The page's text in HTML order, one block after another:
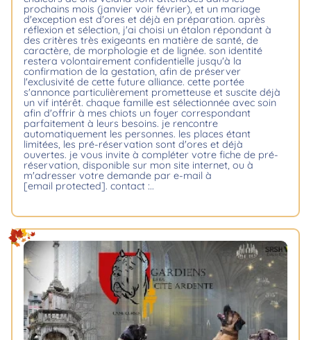
prochains mois (janvier voir février), et un mariage
d'exception est d'ores et déjà en préparation. après
réflexion et sélection, j'ai choisi un étalon répondant à
des critères très exigeants en matière de santé, de
caractère, de morphologie et de lignée. son identité
restera volontairement confidentielle jusqu'à la
confirmation de la gestation, afin de préserver
l'exclusivité de cette future alliance. cette portée
s'annonce particulièrement prometteuse et suscite déjà
un vif intérêt. chaque famille est sélectionnée avec soin
afin d'offrir à mes chiots un foyer correspondant
parfaitement à leurs besoins. je rencontre
automatiquement les personnes. les places étant
limitées, les pré-réservation sont d'ores et déjà
ouvertes. je vous invite à compléter votre fiche de pré-
réservation, disponible sur mon site internet, ou à
m'adresser votre demande par e-mail à
[email protected]. contact :